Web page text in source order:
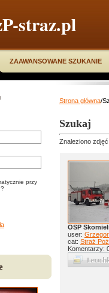
straz.pl
ZAAWANSOWANE SZUKANIE
przy
Strona główna/
Szukaj
Znaleziono
OSP
user:
cat: Straż
Komentarzy: